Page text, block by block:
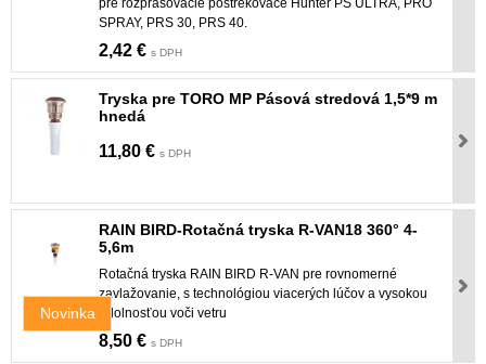
pre rozprašovacie postrekovače Hunter PS ULTRA, PRO
SPRAY, PRS 30, PRS 40.
2,42 € s DPH
Tryska pre TORO MP Pásová stredová 1,5*9 m
hnedá
11,80 € s DPH
Novinka
RAIN BIRD-Rotačná tryska R-VAN18 360° 4-
5,6m
Rotačná tryska RAIN BIRD R-VAN pre rovnomerné
zavlažovanie, s technológiou viacerých lúčov a vysokou
odolnosťou voči vetru
8,50 € s DPH